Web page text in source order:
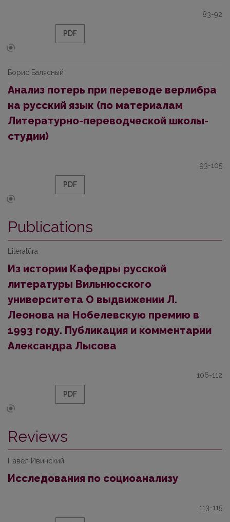
83-92
PDF
Борис Балясный
Анализ потерь при переводе верлибра
на русский язык (по материалам
Литературно-переводческой школы-
студии)
93-105
PDF
Publications
Literatūra
Из истории Кафедры русской
литературы Вильнюсского
университета О выдвижении Л.
Леонова на Нобелевскую премию в
1993 году. Публикация и комментарии
Александра Лысова
106-112
PDF
Reviews
Павел Ивинский
Исследования по социоанализу
113-115